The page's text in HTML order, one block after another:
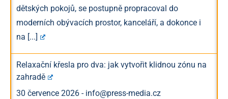
dětských pokojů, se postupně propracoval do
moderních obývacích prostor, kanceláří, a dokonce i
na [...]
Relaxační křesla pro dva: jak vytvořit klidnou zónu na
zahradě
30 července 2026 - info@press-media.cz